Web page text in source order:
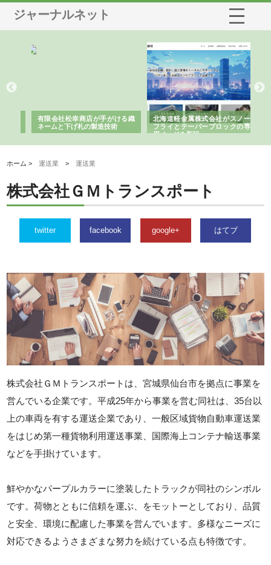
ジャーナルネット
有限会社松幸商店が手がける織
ネームと下げ札の製造技術
北海道軽金属株式会社がスノー
フライとテーパーブロックの専
用ページを新設
ホーム >運送業 >運送業
株式会社ＧＭトランスポート
twitter facebook google+ はてブ
株式会社ＧＭトランスポートは、宮城県仙台市を拠点に事業を
営んでいる企業です。平成25年から事業を営む同社は、35台以
上の車両を有する運送企業であり、一般区域貨物自動車運送業
をはじめ第一種貨物利用運送事業、国際海上コンテナ輸送事業
などを手掛けています。
鮮やかなパープルカラーに塗装したトラックが同社のシンボル
です。荷物とともに信頼を運ぶ、をモットーとしており、品質
と安全、環境に配慮した事業を営んでいます。多様なニーズに
対応できるようさまざまな努力を続けている点も特徴です。